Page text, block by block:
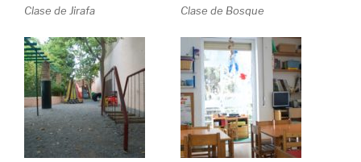
Clase de Jirafa Clase de Bosque